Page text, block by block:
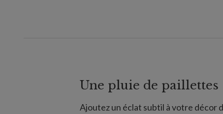
Une pluie de paillettes
Ajoutez un éclat subtil à votre décor